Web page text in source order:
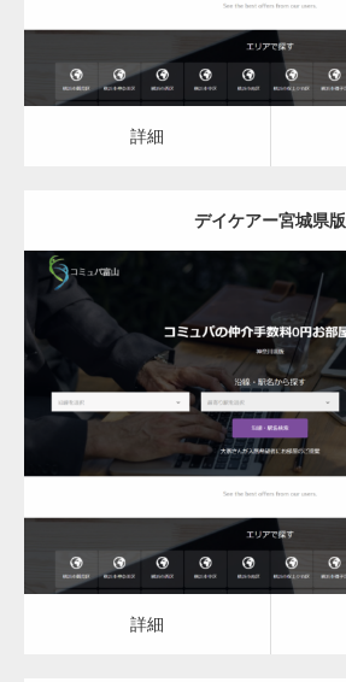
詳細
デイケアー宮城県版
更新日： 2023.03.09
デイケア
詳細 検索サイト
詳細